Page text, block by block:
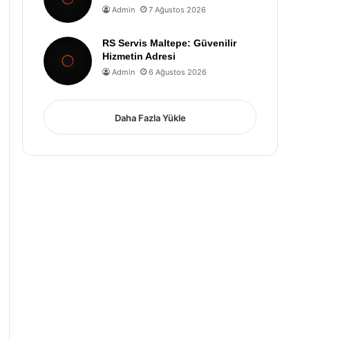
Admin 7 Ağustos 2026
RS Servis Maltepe: Güvenilir
Hizmetin Adresi
Admin 6 Ağustos 2026
Daha Fazla Yükle